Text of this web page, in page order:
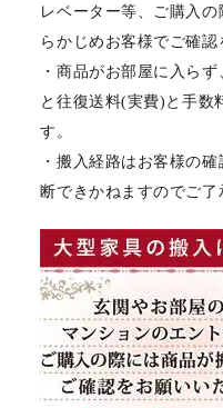
レベーター等、ご購入
らかじめお客様でご確認
・商品がお部屋に入ら
と往復送料(実費)と手数
す。
・搬入経路はお客様の
断できかねますのでご了